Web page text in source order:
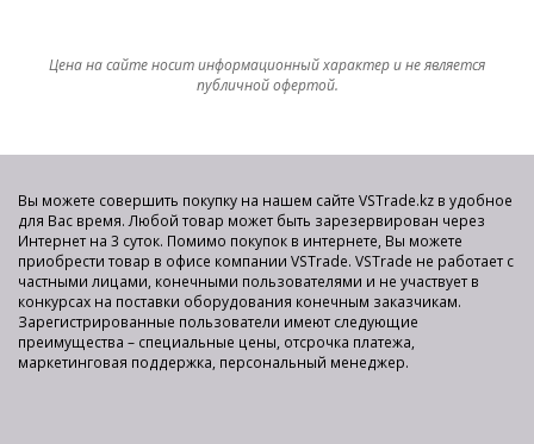
Цена на сайте носит информационный характер и не является
публичной офертой.
Вы можете совершить покупку на нашем сайте VSTrade.kz в удобное
для Вас время. Любой товар может быть зарезервирован через
Интернет на 3 суток. Помимо покупок в интернете, Вы можете
приобрести товар в офисе компании VSTrade. VSTrade не работает с
частными лицами, конечными пользователями и не участвует в
конкурсах на поставки оборудования конечным заказчикам.
Зарегистрированные пользователи имеют следующие
преимущества – специальные цены, отсрочка платежа,
маркетинговая поддержка, персональный менеджер.